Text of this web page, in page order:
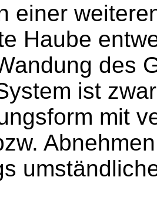
einer
Haube
des
ist
mit